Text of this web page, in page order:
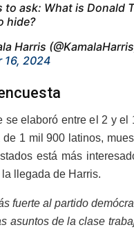
to ask: What is Donald
hide?
Harris
16, 2024
se elaboró entre el 2 y el
de 1 mil 900 latinos,
está más
llegada de Harris.
fuerte al partido
asuntos de la clase